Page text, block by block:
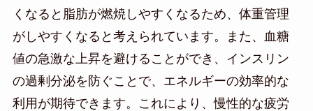
くなると脂肪が燃焼しやすくなるため、体重管理
がしやすくなると考えられています。また、血糖
値の急激な上昇を避けることができ、インスリン
の過剰分泌を防ぐことで、エネルギーの効率的な
利用が期待できます。これにより、慢性的な疲労